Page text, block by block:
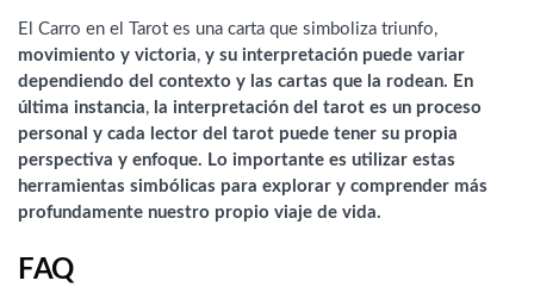
El Carro en el Tarot es una carta que simboliza triunfo,
movimiento y victoria, y su interpretación puede variar
dependiendo del contexto y las cartas que la rodean. En
última instancia, la interpretación del tarot es un proceso
personal y cada lector del tarot puede tener su propia
perspectiva y enfoque. Lo importante es utilizar estas
herramientas simbólicas para explorar y comprender más
profundamente nuestro propio viaje de vida.
FAQ